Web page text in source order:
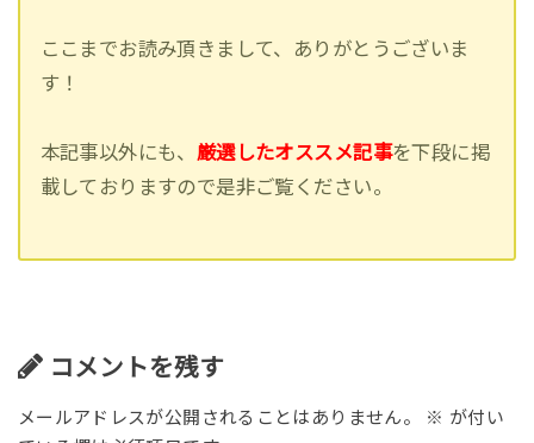
ここまでお読み頂きまして、ありがとうございま
す！
本記事以外にも、 厳選したオススメ記事を下段に掲
載しておりますので是非ご覧ください。
コメントを残す
メールアドレスが公開されることはありません。 ※ が付い